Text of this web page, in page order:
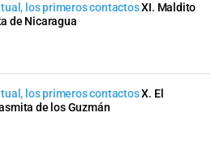
los primeros contactosXI. Maldito
de Nicaragua
los primeros contactosX. El
de los Guzmán